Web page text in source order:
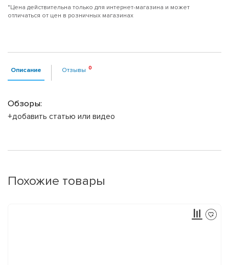
*Цена действительна только для интернет-магазина и может
отличаться от цен в розничных магазинах
Описание Отзывы
Обзоры:
+добавить статью или видео
Похожие товары